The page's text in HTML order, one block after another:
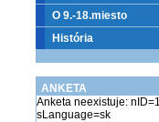
O 9.-18.miesto
História
ANKETA
Anketa neexistuje: nID=1,
sLanguage=sk